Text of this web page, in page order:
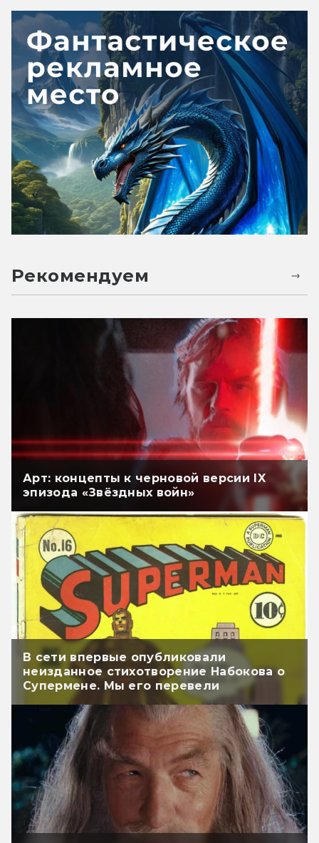
Рекомендуем
Арт: концепты к черновой версии IX
эпизода «Звёздных войн»
В сети впервые опубликовали
неизданное стихотворение Набокова о
Супермене. Мы его перевели